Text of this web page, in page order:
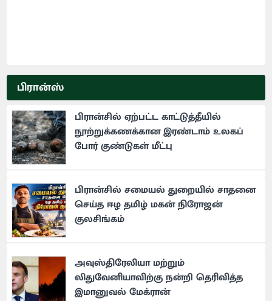
பிரான்ஸ்
பிரான்சில் ஏற்பட்ட காட்டுத்தீயில்
நூற்றுக்கணக்கான இரண்டாம் உலகப்
போர் குண்டுகள் மீட்பு
பிரான்சில் சமையல் துறையில் சாதனை
செய்த ஈழ தமிழ் மகன் நிரோஜன்
குலசிங்கம்
அவுஸ்திரேலியா மற்றும்
லிதுவேனியாவிற்கு நன்றி தெரிவித்த
இமானுவல் மேக்ரான்